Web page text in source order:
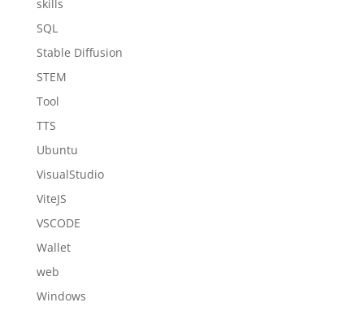
skills
SQL
Stable Diffusion
STEM
Tool
TTS
Ubuntu
VisualStudio
ViteJS
VSCODE
Wallet
web
Windows